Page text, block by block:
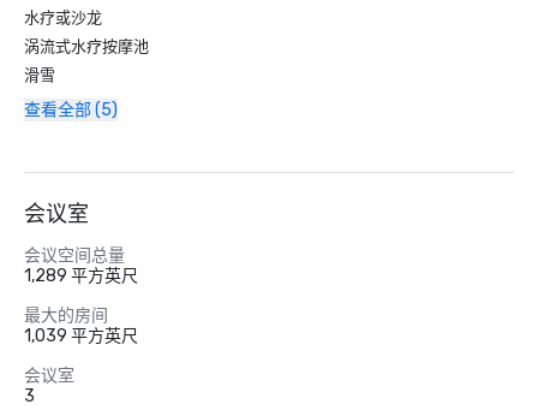
水疗或沙龙
涡流式水疗按摩池
滑雪
查看全部 (5)
会议室
会议空间总量
1,289 平方英尺
最大的房间
1,039 平方英尺
会议室
3